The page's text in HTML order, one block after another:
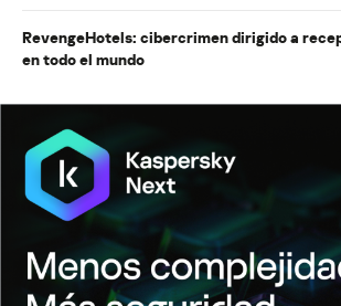
RevengeHotels: cibercrimen dirigido a
en todo el mundo